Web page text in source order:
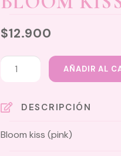
$12.900
cantidad
AÑADIR AL
DESCRIPCIÓN
Bloom kiss (pink)